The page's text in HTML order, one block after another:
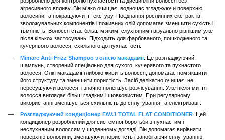
агресивного впливу. Він м’яко очищає, водночас згладжуючи поверхню
волосини та покращуючи її текстуру. Поєднання рослинних екстрактів,
зволожувальних компонентів і поживних олій допомагає зменшити сухість і
тьмяність. Волосся стає більш м’яким, слухняним і візуально рівнішим уже
після кількох застосувань. Підходить для фарбованого, пошкодженого та
кучерявого волосся, схильного до пухнастості.
Mimare Anti-Frizz Shampoo з олією макадамії. Це розгладжуючий
шампунь, створений спеціально для сухого, кучерявого та пухнастого
волосся. Олія макадамії глибоко живить волосся, допомагає пом’якшити
його структуру та зменшити пористість. Засіб делікатно очищає, не
пересушуючи волосся, і значно полегшує розчісування. Уже після миття
волосся виглядає більш гладким і шовковистим. При регулярному
використанні зменшується схильність до сплутування та електризації.
Розгладжуючий кондиціонер FAV.1 TOTAL FLAT CONDITIONER . Цей
кондиціонер розроблений для системної боротьби з пухнастим і
неслухняним волоссям у щоденному догляді. Він допомагає вирівняти
поверхню волосини, зменшуючи пористість і запобігаючи сплутуванню.